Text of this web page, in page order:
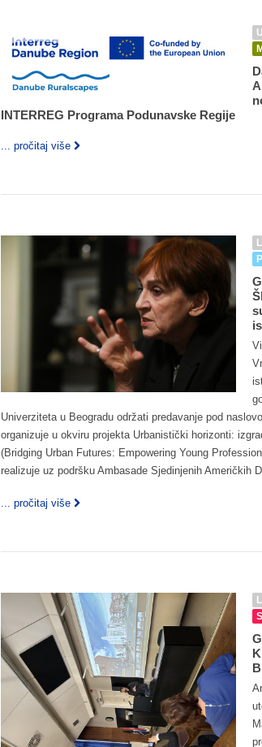
INTERREG Programa Podunavske Regije
... pročitaj više
Univerziteta u Beogradu održati predavanje pod
organizuje u okviru projekta Urbanistički horizonti:
(Bridging Urban Futures: Empowering Young
realizuje uz podršku Ambasade Sjedinjenih Američkih
... pročitaj više